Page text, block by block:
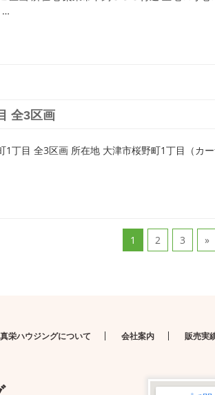
…
全3区画
丁目 全3区画 所在地 大津市桜野町1丁目（カ
1 2 3 »
真栄ハウジングについて 会社案内 販売実